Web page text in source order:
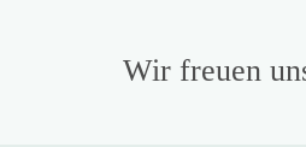
Wir freuen